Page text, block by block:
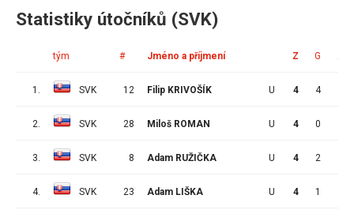
Statistiky útočníků (SVK)
tým # Jméno a příjmení Z G A
1. SVK 12 Filip KRIVOŠÍK U 4 4
2. SVK 28 Miloš ROMAN U 4 0
3. SVK 8 Adam RUŽIČKA U 4 2
4. SVK 23 Adam LIŠKA U 4 1